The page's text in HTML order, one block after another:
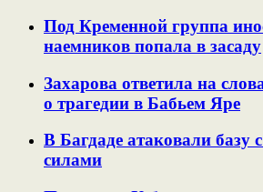
Под Кременной группа
наемников попала в засаду
Захарова ответила на
о трагедии в Бабьем Яре
В Багдаде атаковали базу
силами